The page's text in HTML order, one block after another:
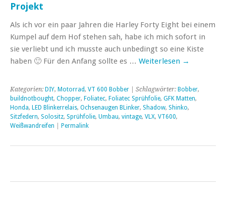
Projekt
Als ich vor ein paar Jahren die Harley Forty Eight bei einem
Kumpel auf dem Hof stehen sah, habe ich mich sofort in
sie verliebt und ich musste auch unbedingt so eine Kiste
haben 🙂 Für den Anfang sollte es … Weiterlesen →
Kategorien: DIY, Motorrad, VT 600 Bobber | Schlagwörter: Bobber,
buildnotbought, Chopper, Foliatec, Foliatec Sprühfolie, GFK Matten,
Honda, LED Blinkerrelais, Ochsenaugen BLinker, Shadow, Shinko,
Sitzfedern, Solositz, Sprühfolie, Umbau, vintage, VLX, VT600,
Weißwandreifen
Permalink